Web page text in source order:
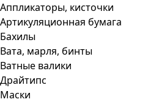
Аппликаторы, кисточки
Артикуляционная бумага
Бахилы
Вата, марля, бинты
Ватные валики
Драйтипс
Маски